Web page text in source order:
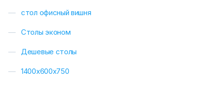
стол офисный вишня
Столы эконом
Дешевые столы
1400х600х750